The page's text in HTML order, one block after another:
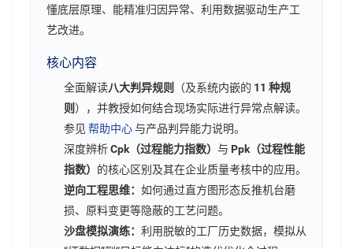
懂底层原理、能精准归因异常、利用数据驱动生产工
艺改进。
核心内容
全面解读八大判异规则 （及系统内嵌的 11 种规
则 ），并教授如何结合现场实际进行异常点解读。
参见 帮助中心与产品判异能力说明。
深度辨析Cpk（过程能力指数） 与 Ppk（过程性能
指数） 的核心区别及其在企业质量考核中的应用。
逆向工程思维： 如何通过直方图形态反推机台磨
损、原料变更等隐蔽的工艺问题。
沙盘模拟演练： 利用脱敏的工厂历史数据，模拟从